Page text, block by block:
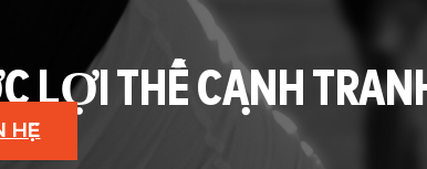
LỢI THẾ CẠNH
HỆ